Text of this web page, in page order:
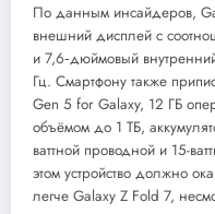
По данным инсайдеров,
внешний дисплей с
и 7,6‑дюймовый
Гц. Смартфону также
Gen 5 for Galaxy, 12 ГБ
объёмом до 1 ТБ,
ваттной проводной и 15-
этом устройство должно
легче Galaxy Z Fold 7,